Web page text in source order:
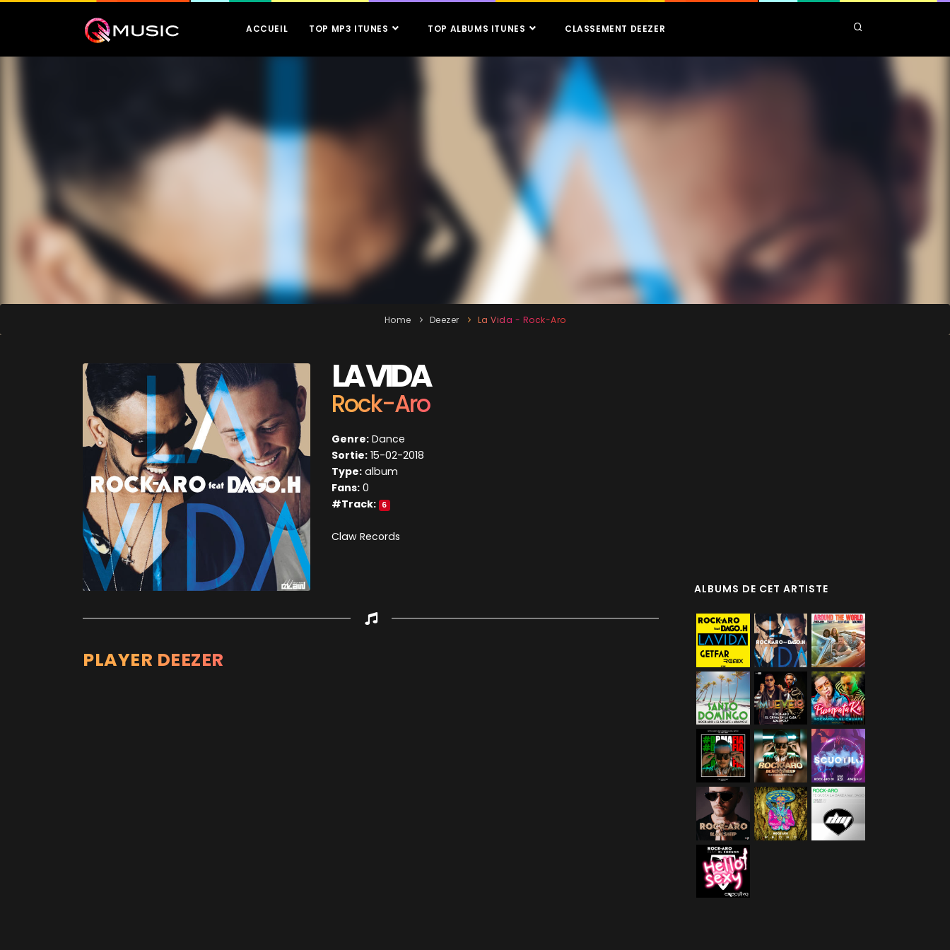
ACCUEIL TOP MP3 ITUNES TOP ALBUMS ITUNES CLASSEMENT DEEZER
Home Deezer La Vida - Rock-Aro
LA VIDA
Rock-Aro
Genre: Dance
Sortie: 15-02-2018
Type: album
Fans: 0
#Track: 6
Claw Records
PLAYER DEEZER
ALBUMS DE CET ARTISTE